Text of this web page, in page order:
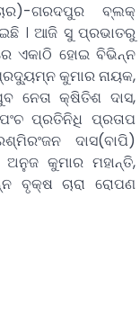
ଗରଦପୁର ବ୍ଲକ୍
। ଆଜି ସୁ ପ୍ରଭାତରୁ
ଏକାଠି ହୋଇ ବିଭିନ୍ନ
କୁମାର ନାୟକ,
ନେତା କ୍ଷିତିଶ ଦାସ,
ପ୍ରତିନିଧି ପ୍ରତାପ
ଦାସ(ବାପି)
ଅନୁଜ କୁମାର ମହାନ୍ତି,
ବୃକ୍ଷ ଚାରା ରୋପଣ